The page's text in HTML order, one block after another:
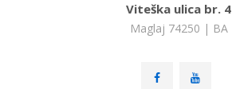
Viteška ulica br. 4
Maglaj 74250 | BA